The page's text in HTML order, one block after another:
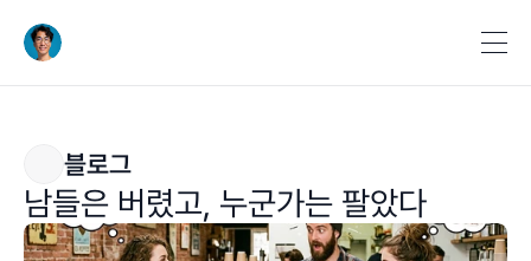
블로그
남들은 버렸고, 누군가는 팔았다